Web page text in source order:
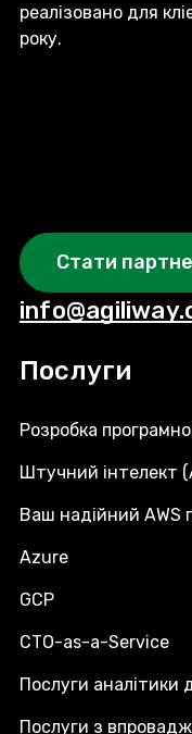
реалізовано для
року.
Стати
Послуги
Розробка
Штучний інтелект
Ваш надійний AWS
Azure
GCP
CTO-as-a-Service
Послуги аналітики
Послуги з